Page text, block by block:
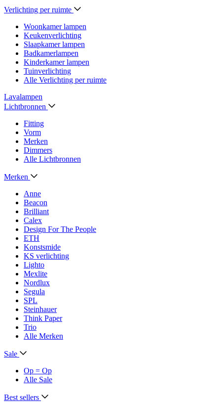
Verlichting per ruimte
Woonkamer lampen
Keukenverlichting
Slaapkamer lampen
Badkamerlampen
Kinderkamer lampen
Tuinverlichting
Alle Verlichting per ruimte
Lavalampen
Lichtbronnen
Fitting
Vorm
Merken
Dimmers
Alle Lichtbronnen
Merken
Anne
Beacon
Brilliant
Calex
Design For The People
ETH
Konstsmide
KS verlichting
Lighto
Mexlite
Nordlux
Segula
SPL
Steinhauer
Think Paper
Trio
Alle Merken
Sale
Op = Op
Alle Sale
Best sellers